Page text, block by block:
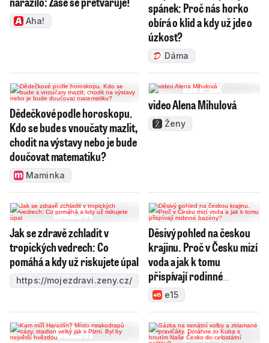
Aha!
spánek: Proč nás horko
obírá o klid a kdy už jde o
úzkost?
Dáma
Dědečkové podle horoskopu.
Kdo se bude s vnoučaty mazlit,
chodit na výstavy nebo je bude
doučovat matematiku?
Maminka
video Alena Mihulová
Ženy
Jak se zdravě zchladit v
tropických vedrech: Co
pomáhá a kdy už riskujete úpal
https://mojezdravi.zeny.cz/
Děsivý pohled na českou
krajinu. Proč v Česku mizí
voda a jak k tomu
přispívají rodinné
bazény?
e15